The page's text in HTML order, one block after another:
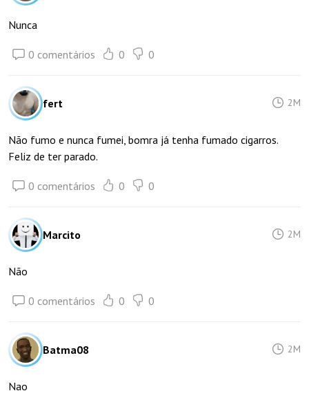
Nunca
0 comentários 0 0
fert 2M
Não fumo e nunca fumei, bomra já tenha fumado cigarros.
Feliz de ter parado.
0 comentários 0 0
Marcito 2M
Não
0 comentários 0 0
Batma08 2M
Nao